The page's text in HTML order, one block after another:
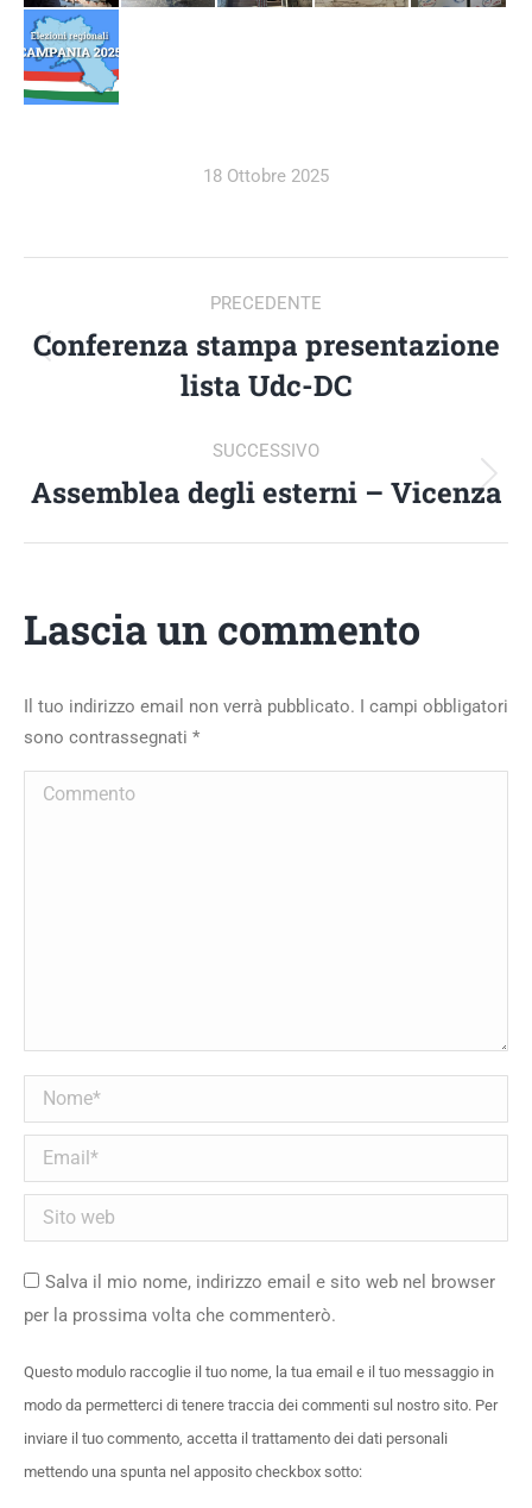
18 Ottobre 2025
ALBUM
DI
NAVIGAZIONE
PRECEDENTE
Album
precedente:
Conferenza stampa presentazione
lista Udc-DC
SUCCESSIVO
Album
Assemblea degli esterni – Vicenza
Lascia un commento
Il tuo indirizzo email non verrà pubblicato. I campi obbligatori
sono contrassegnati *
Commento
Nome *
Email *
Sito web
Salva il mio nome, indirizzo email e sito web nel browser
per la prossima volta che commenterò.
Questo modulo raccoglie il tuo nome, la tua email e il tuo messaggio in
modo da permetterci di tenere traccia dei commenti sul nostro sito. Per
inviare il tuo commento, accetta il trattamento dei dati personali
mettendo una spunta nel apposito checkbox sotto: